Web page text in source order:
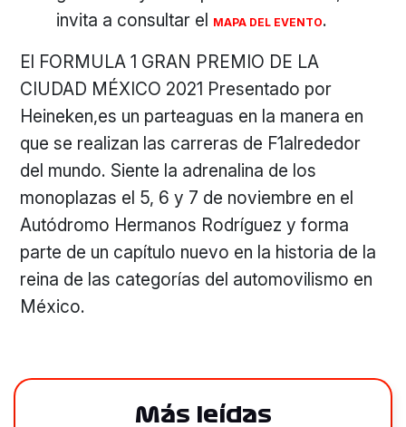
invita a consultar el MAPA DEL EVENTO.
El FORMULA 1 GRAN PREMIO DE LA
CIUDAD MÉXICO 2021 Presentado por
Heineken,es un parteaguas en la manera en
que se realizan las carreras de F1alrededor
del mundo. Siente la adrenalina de los
monoplazas el 5, 6 y 7 de noviembre en el
Autódromo Hermanos Rodríguez y forma
parte de un capítulo nuevo en la historia de la
reina de las categorías del automovilismo en
México.
Más leídas